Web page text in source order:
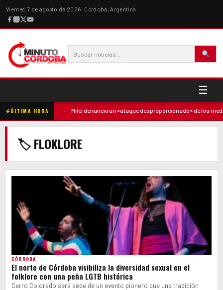
Viernes, 7 de agosto de 2026 · Córdoba, Argentina
☰
ÚLTIMA HORA
contra la madre Milei denunció un «ataque desproporcionado» de los
🏷 FLOKLORE
CÓRDOBA
El norte de Córdoba visibiliza la diversidad sexual en el
folklore con una peña LGTB histórica
Cerro Colorado será sede de un evento pionero que une tradición